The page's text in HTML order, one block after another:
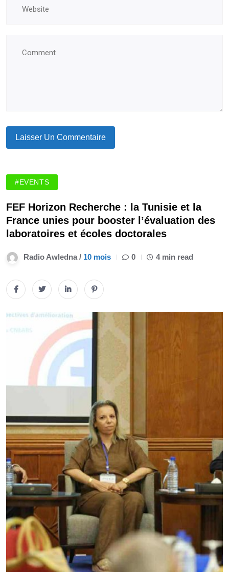
#EVENTS
FEF Horizon Recherche : la Tunisie et la
France unies pour booster l’évaluation des
laboratoires et écoles doctorales
Radio Awledna / 10 mois 0 4 min read